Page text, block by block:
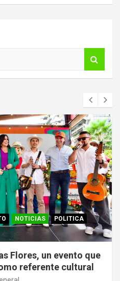
NOTICIAS
POLITICA
Flores, un evento que
referente cultural